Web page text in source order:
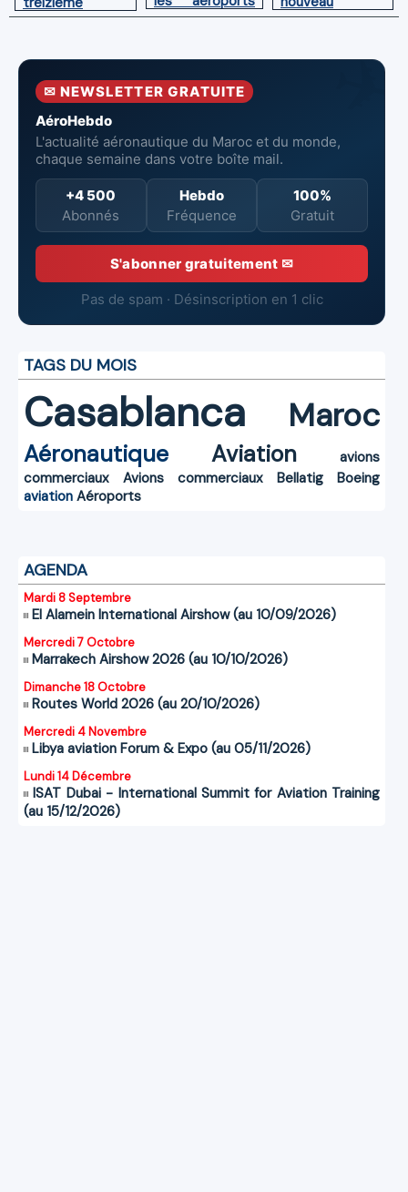
Boeing 787
du Maroc
directeur à la
l’Aéroport
Mohammed V
✉ NEWSLETTER GRATUITE
AéroHebdo
L'actualité aéronautique du Maroc et du monde,
chaque semaine dans votre boîte mail.
+4 500
Abonnés
Hebdo
Fréquence
100%
Gratuit
S'abonner gratuitement ✉
Pas de spam · Désinscription en 1 clic
TAGS DU MOIS
Casablanca Maroc
Aéronautique Aviation
avions
commerciaux
Avions commerciaux Bellatig
Boeing
aviation Aéroports
AGENDA
Mardi 8 Septembre
El Alamein International Airshow (au 10/09/2026)
Mercredi 7 Octobre
Marrakech Airshow 2026 (au 10/10/2026)
Dimanche 18 Octobre
Routes World 2026 (au 20/10/2026)
Mercredi 4 Novembre
Libya aviation Forum & Expo (au 05/11/2026)
Lundi 14 Décembre
ISAT Dubai - International Summit for Aviation Training
(au 15/12/2026)